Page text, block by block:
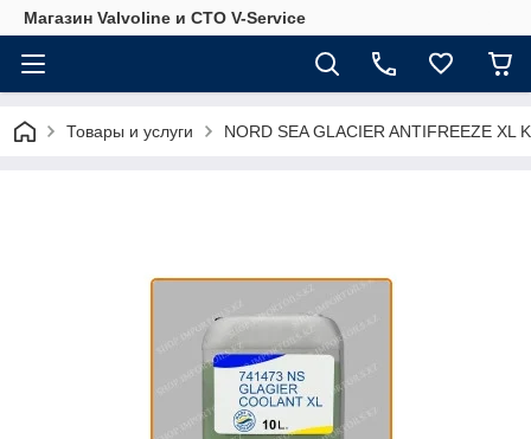
Магазин Valvoline и СТО V-Service
Товары и услуги NORD SEA GLACIER ANTIFREEZE XL